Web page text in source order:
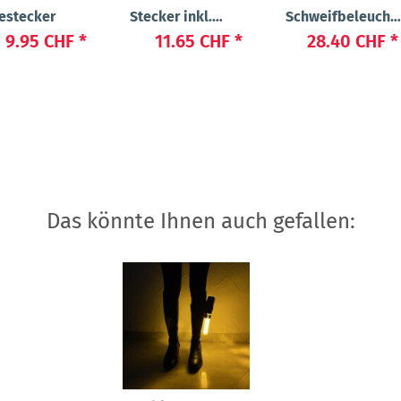
9.95 CHF *
Stecker inkl.
Kabel USB-A auf
11.65 CHF *
"Long 2.0"
28.40 CHF *
Das könnte Ihnen auch gefallen: